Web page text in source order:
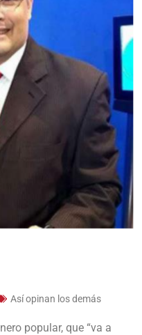
Así opinan los demás
popular, que “va a